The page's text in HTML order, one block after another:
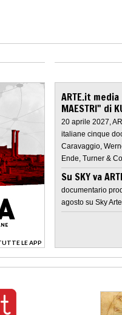
LE APP
ARTE.it
MAESTRI" di
20 aprile 2027,
italiane cinque
Caravaggio,
Ende, Turner &
Su SKY va
documentario
agosto su Sky Arte